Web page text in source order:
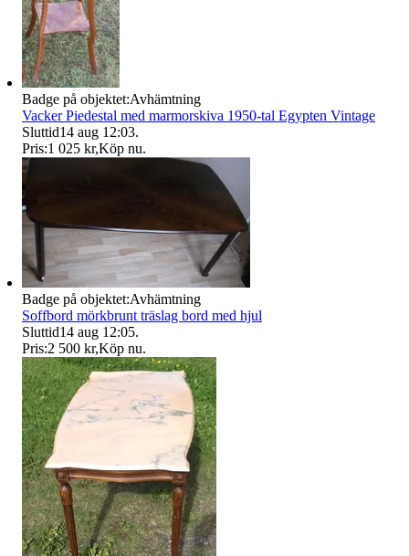
Badge på objektet:Avhämtning
Vacker Piedestal med marmorskiva 1950-tal Egypten Vintage
Sluttid14 aug 12:03.
Pris:1 025 kr,Köp nu.
Badge på objektet:Avhämtning
Soffbord mörkbrunt träslag bord med hjul
Sluttid14 aug 12:05.
Pris:2 500 kr,Köp nu.